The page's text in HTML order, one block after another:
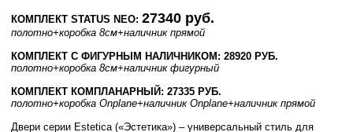
КОМПЛЕКТ STATUS NEO: 27340 руб.
полотно+коробка 8см+наличник прямой
КОМПЛЕКТ С ФИГУРНЫМ НАЛИЧНИКОМ: 28920 РУБ.
полотно+коробка 8см+наличник фигурный
КОМПЛЕКТ КОМПЛАНАРНЫЙ: 27335 РУБ.
полотно+коробка Onplane+наличник Onplane+наличник прямой
Двери серии Estetica («Эстетика») – универсальный стиль для